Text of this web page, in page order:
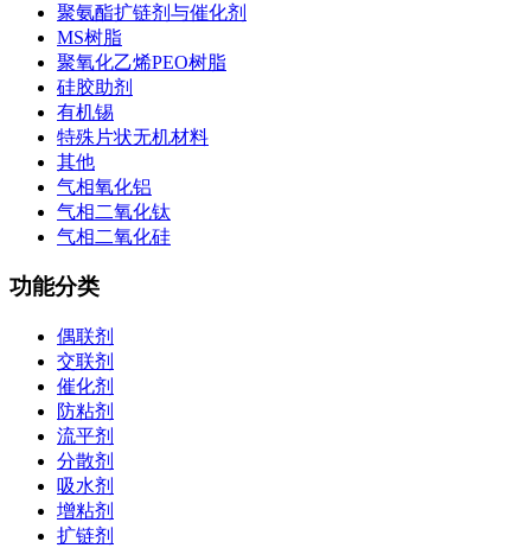
聚氨酯扩链剂与催化剂
MS树脂
聚氧化乙烯PEO树脂
硅胶助剂
有机锡
特殊片状无机材料
其他
气相氧化铝
气相二氧化钛
气相二氧化硅
功能分类
偶联剂
交联剂
催化剂
防粘剂
流平剂
分散剂
吸水剂
增粘剂
扩链剂